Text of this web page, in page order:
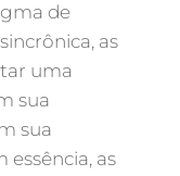
de
as
uma
sua
sua
essência, as